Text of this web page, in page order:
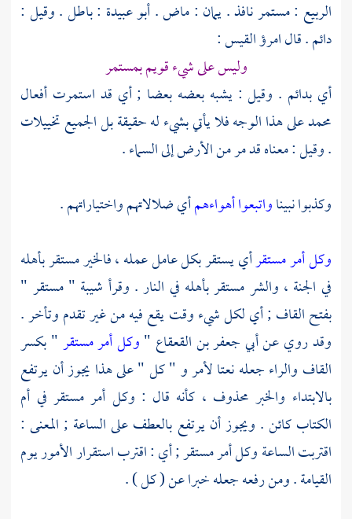
الربيع :مستمر نافذ . يمان : ماض .أبو عبيدة : باطل . وقيل :
دائم . قالامرؤ القيس:
وليس على شيء قويم بمستمر
أي بدائم . وقيل : يشبه بعضه بعضا ; أي قد استمرت أفعال
محمدعلى هذا الوجه فلا يأتي بشيء له حقيقة بل الجميع تخييلات
. وقيل : معناه قد مر من الأرض إلى السماء .
وكذبوا نبيناواتبعوا أهواءهمأي ضلالاتهم واختياراتهم .
وكل أمر مستقرأي يستقر بكل عامل عمله ، فالخير مستقر بأهله
في الجنة ، والشر مستقر بأهله في النار . وقرأ شيبة " مستقر "
بفتح القاف ; أي لكل شيء وقت يقع فيه من غير تقدم وتأخر .
وقد روي عنأبي جعفر بن القعقاع "وكل أمر مستقر" بكسر
القاف والراء جعله نعتا لأمر و " كل " على هذا يجوز أن يرتفع
بالابتداء والخبر محذوف ، كأنه قال : وكل أمر مستقر في أم
الكتاب كائن . ويجوز أن يرتفع بالعطف على الساعة ; المعنى :
اقتربت الساعة وكل أمر مستقر ; أي : اقترب استقرار الأمور يوم
القيامة . ومن رفعه جعله خبرا عن ( كل ) .